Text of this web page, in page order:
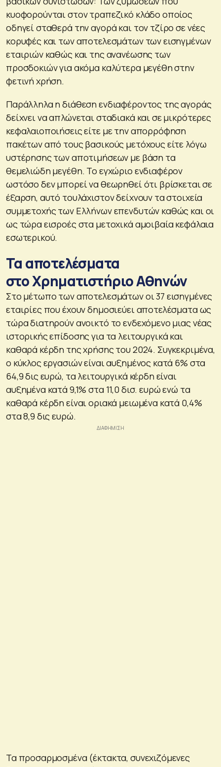
κυοφορούνται στον τραπεζικό κλάδο οποίος
οδηγεί σταθερά την αγορά και τον τζίρο σε νέες
κορυφές και των αποτελεσμάτων των εισηγμένων
εταιριών καθώς και της ανανέωσης των
προσδοκιών για ακόμα καλύτερα μεγέθη στην
φετινή χρήση.
Παράλληλα η διάθεση ενδιαφέροντος της αγοράς
δείχνει να απλώνεται σταδιακά και σε μικρότερες
κεφαλαιοποιήσεις είτε με την απορρόφηση
πακέτων από τους βασικούς μετόχους είτε λόγω
υστέρησης των αποτιμήσεων με βάση τα
θεμελιώδη μεγέθη. Το εγχώριο ενδιαφέρον
ωστόσο δεν μπορεί να θεωρηθεί ότι βρίσκεται σε
έξαρση, αυτό τουλάχιστον δείχνουν τα στοιχεία
συμμετοχής των Ελλήνων επενδυτών καθώς και οι
ως τώρα εισροές στα μετοχικά αμοιβαία κεφάλαια
εσωτερικού.
Τα αποτελέσματα
στο Χρηματιστήριο Αθηνών
Στο μέτωπο των αποτελεσμάτων οι 37 εισηγμένες
εταιρίες που έχουν δημοσιεύει αποτελέσματα ως
τώρα διατηρούν ανοικτό το ενδεχόμενο μιας νέας
ιστορικής επίδοσης για τα λειτουργικά και
καθαρά κέρδη της χρήσης του 2024. Συγκεκριμένα,
ο κύκλος εργασιών είναι αυξημένος κατά 6% στα
64,9 δις ευρώ, τα λειτουργικά κέρδη είναι
αυξημένα κατά 9,1% στα 11,0 δισ. ευρώ ενώ τα
καθαρά κέρδη είναι οριακά μειωμένα κατά 0,4%
στα 8,9 δις ευρώ.
Τα προσαρμοσμένα (έκτακτα, συνεχιζόμενες